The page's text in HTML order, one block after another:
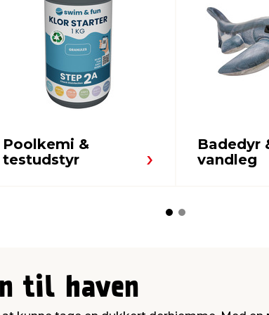
Poolkemi &
testudstyr
Badedyr
vandleg
til haven